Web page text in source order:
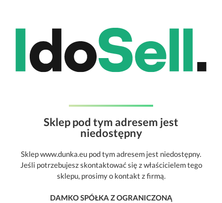
Sklep pod tym adresem jest
niedostępny
Sklep www.dunka.eu pod tym adresem jest niedostępny.
Jeśli potrzebujesz skontaktować się z właścicielem tego
sklepu, prosimy o kontakt z firmą.
DAMKO SPÓŁKA Z OGRANICZONĄ